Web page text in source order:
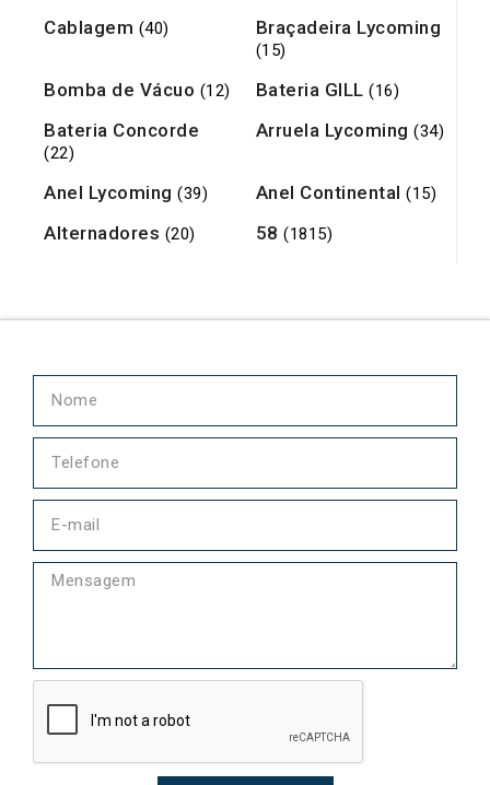
Cablagem (40) Braçadeira Lycoming
(15)
Bomba de Vácuo (12) Bateria GILL (16)
Bateria Concorde
(22)
Arruela Lycoming (34)
Anel Lycoming (39) Anel Continental (15)
Alternadores (20) 58 (1815)